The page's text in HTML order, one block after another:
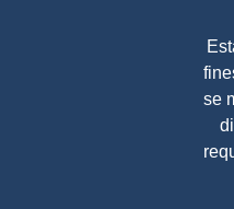
se